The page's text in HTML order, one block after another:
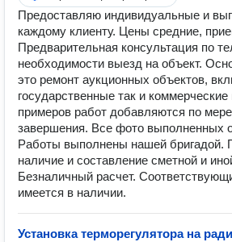
Предоставляю индивидуальные и
каждому клиенту. Цены средние,
Предварительная консультация по
необходимости выезд на объект.
это ремонт аукционных объектов,
государственные так и
примеров работ добавляются по
завершения. Все фото выполненных
Работы выполнены нашей бригадой.
наличие и составление сметной и
Безналичный расчет.
имеется в наличии.
Установка терморегулятора на